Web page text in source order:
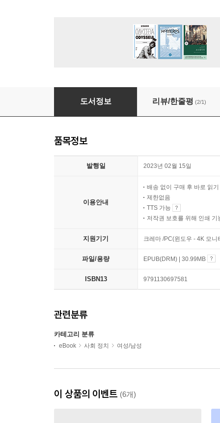
편견 없는 뇌
도서정보 리뷰/한줄평 (2/1)
품목정보
발행일 2023년 02월 15일
이용안내
배송 없이 구매 후 바로 읽기
제한없음
TTS 가능
저작권 보호를 위해 인쇄 기
지원기기 크레마 /PC(윈도우 - 4K 모
파일/용량 EPUB(DRM) | 30.99MB
ISBN13 9791130697581
관련분류
카테고리 분류
eBook 사회 정치 여성/남성
이 상품의 이벤트 (6개)